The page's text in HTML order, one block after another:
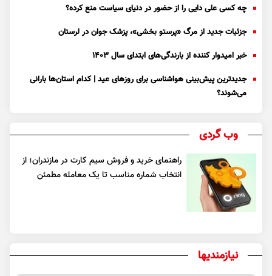
چه کسی علی دایی را از حضور در دنیای سیاست منع کرده؟
جزئیات جدید از مرگ «پرستو بخشی»، پزشک جوان در لرستان
خبر امیدوار کننده از بارندگی‌های ابتدای سال ۱۴۰۳
جدیدترین پیش‌بینی هواشناسی برای روزهای عید | کدام استان‌ها بارانی
می‌شوند؟
وب گردی
راهنمای خرید و فروش سیم کارت در مازندران؛ از
انتخاب شماره مناسب تا یک معامله مطمئن
نیازمندیها